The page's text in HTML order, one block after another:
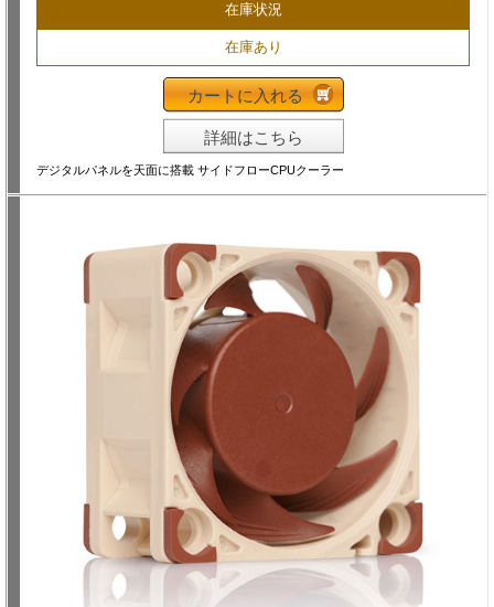
在庫状況
在庫あり
カートに入れる
詳細はこちら
デジタルパネルを天面に搭載 サイドフローCPUクーラー